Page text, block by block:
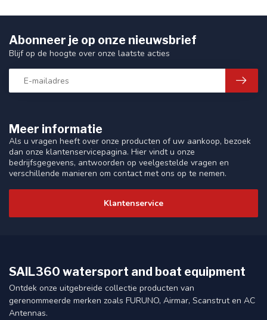
Meer informatie
Als u vragen heeft over onze producten of uw aankoop, bezoek
dan onze klantenservicepagina. Hier vindt u onze
bedrijfsgegevens, antwoorden op veelgestelde vragen en
verschillende manieren om contact met ons op te nemen.
Klantenservice
Abonneer je op onze nieuwsbrief
Blijf op de hoogte over onze laatste acties
SAIL360 watersport and boat equipment
Ontdek onze uitgebreide collectie producten van
gerenommeerde merken zoals FURUNO, Airmar, Scanstrut en AC
Antennas.